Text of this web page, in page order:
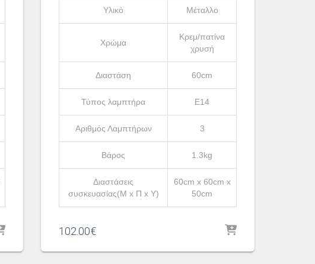
Υλικό Μέταλλο
Χρώμα
Κρεμ/πατίνα
χρυσή
Διαστάση 60cm
Τύπος λαμπτήρα Ε14
Αριθμός Λαμπτήρων 3
Βάρος 1.3kg
Διαστάσεις
συσκευασίας(Μ x Π x Υ)
60cm x 60cm x
50cm
102.00€